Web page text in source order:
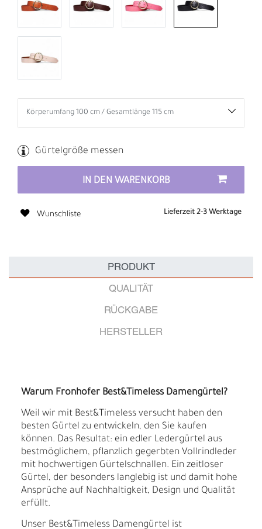
Gürtelgröße messen
IN DEN WARENKORB
Wunschliste Lieferzeit 2-3 Werktage
PRODUKT
QUALITÄT
RÜCKGABE
HERSTELLER
Warum Fronhofer Best&Timeless Damengürtel?
Weil wir mit Best&Timeless versucht haben den
besten Gürtel zu entwickeln, den Sie kaufen
können. Das Resultat: ein edler Ledergürtel aus
bestmöglichem, pflanzlich gegerbten Vollrindleder
mit hochwertigen Gürtelschnallen. Ein zeitloser
Gürtel, der besonders langlebig ist und damit hohe
Ansprüche auf Nachhaltigkeit, Design und Qualität
erfüllt.
Unser Best&Timeless Damengürtel ist